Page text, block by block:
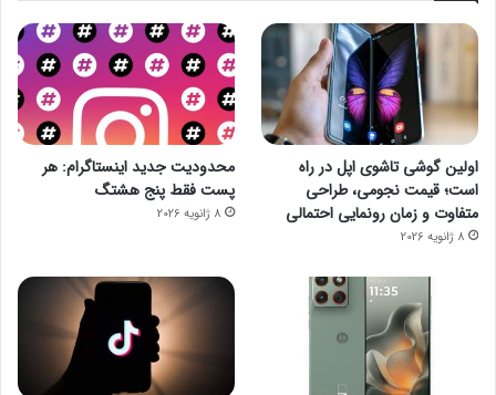
اولین گوشی تاشوی اپل در راه
است؛ قیمت نجومی، طراحی
متفاوت و زمان رونمایی احتمالی
8 ژانویه 2026
محدودیت جدید اینستاگرام: هر
پست فقط پنج هشتگ
8 ژانویه 2026